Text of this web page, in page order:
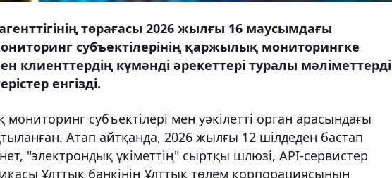
төрағасы 2026 жылғы 16 маусымдағы
субъектілерінің қаржылық мониторингке
клиенттердің күмәнді әрекеттері туралы мәліметтерді
енгізді.
субъектілері мен уәкілетті орган арасындағы
Атап айтқанда, 2026 жылғы 12 шілдеден бастап
"электрондық үкіметтің" сыртқы шлюзі, API-сервистер
Ұлттық банкінің Ұлттық төлем корпорациясының